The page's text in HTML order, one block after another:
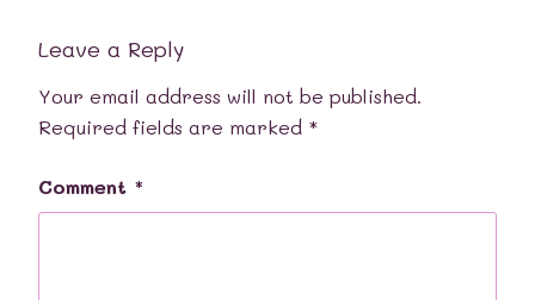
Leave a Reply
Your email address will not be published.
Required fields are marked *
Comment *